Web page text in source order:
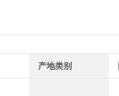
产地类别